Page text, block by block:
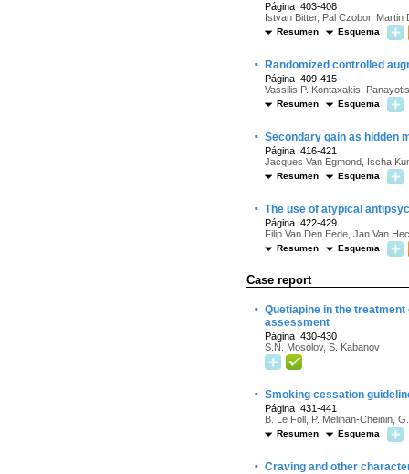
Página :403-408
Istvan Bitter, Pal Czobor,
Resumen Esquema
· Randomized controlled
Página :409-415
Vassilis P. Kontaxakis,
Resumen Esquema
· Secondary gain as hidden
Página :416-421
Jacques Van Egmond, Ischa
Resumen Esquema
· The use of atypical
Página :422-429
Filip Van Den Eede, Jan Van
Resumen Esquema
Case report
· Quetiapine in the
assessment
Página :430-430
S.N. Mosolov, S. Kabanov
· Smoking cessation
Página :431-441
B. Le Foll, P. Melihan-Cheinin,
Resumen Esquema
· Craving and other